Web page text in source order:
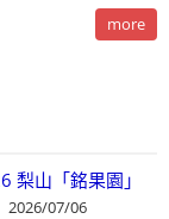
more
梨山「銘果園」
2026/07/06